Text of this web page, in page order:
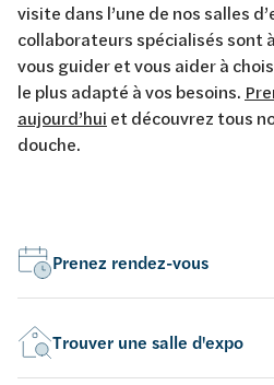
visite dans l’une de nos salles
collaborateurs spécialisés sont
vous guider et vous aider à
le plus adapté à vos besoins.
aujourd’hui et découvrez tous
douche.
Prenez rendez-vous
Trouver une salle d'expo